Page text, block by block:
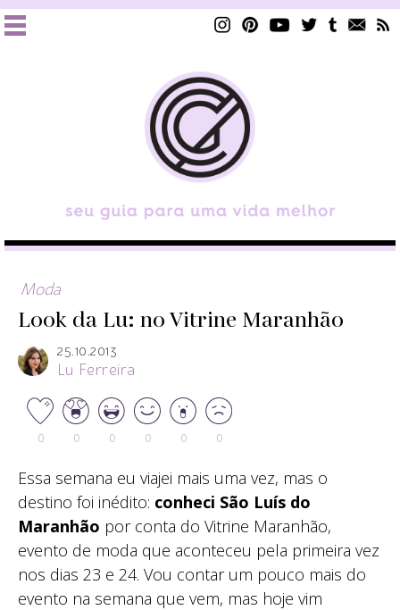
Moda
Look da Lu: no Vitrine Maranhão
25.10.2013
Lu Ferreira
0 0 0 0 0 0
Essa semana eu viajei mais uma vez, mas o
destino foi inédito: conheci São Luís do
Maranhão por conta do Vitrine Maranhão,
evento de moda que aconteceu pela primeira vez
nos dias 23 e 24. Vou contar um pouco mais do
evento na semana que vem, mas hoje vim